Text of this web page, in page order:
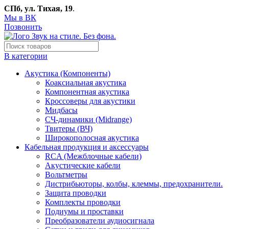
СПб, ул. Тихая, 19.
Мы в ВК
Позвонить
В категории
Акустика (Компоненты)
Коаксиальная акустика
Компонентная акустика
Кроссоверы для акустики
Мидбасы
СЧ-динамики (Midrange)
Твитеры (ВЧ)
Широкополосная акустика
Кабельная продукция и аксессуары
RCA (Межблочные кабели)
Акустические кабели
Вольтметры
Дистрибьюторы, колбы, клеммы, предохранители.
Защита проводки
Комплекты проводки
Подиумы и проставки
Преобразователи аудиосигнала